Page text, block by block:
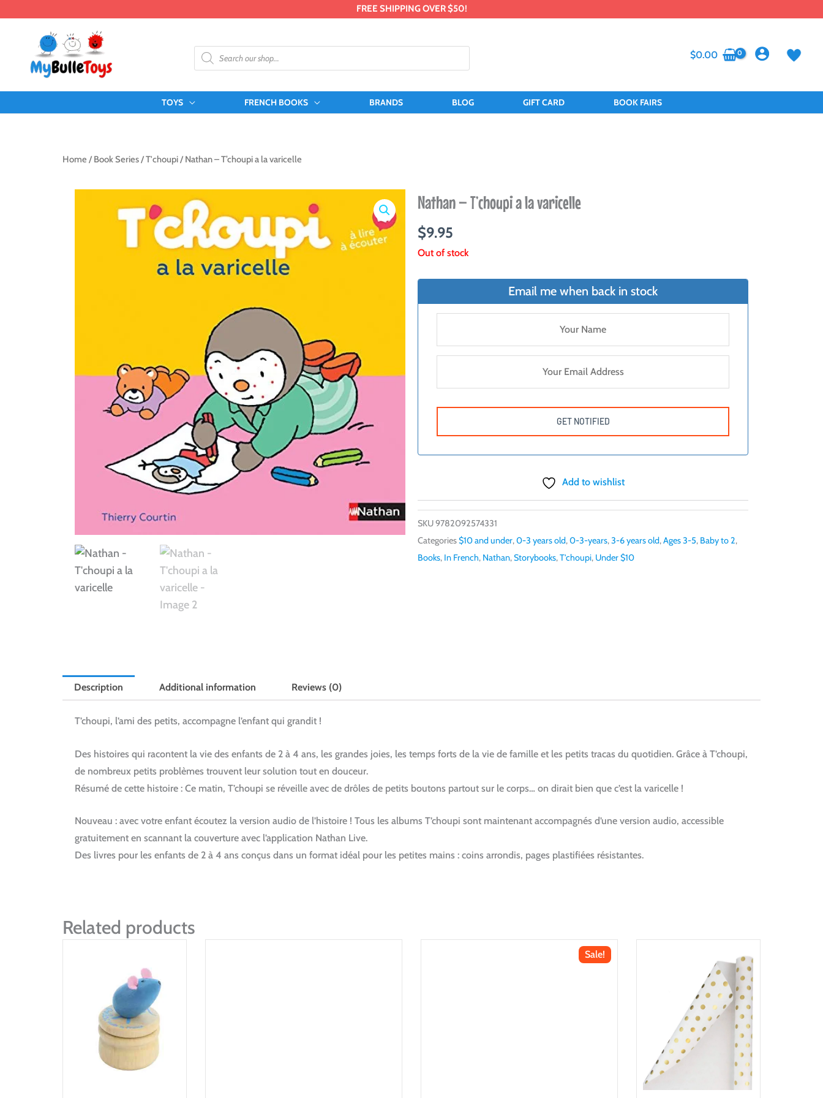
FREE SHIPPING OVER $50!
Products
search
$0.00
TOYS FRENCH BOOKS BRANDS BLOG GIFT CARD BOOK FAIRS
Home / Book Series/T'choupi/ Nathan – T’choupi a la varicelle
Nathan – T’choupi a la varicelle
$9.95
Out of stock
Email me when back in stock
Add to wishlist
SKU9782092574331
Categories$10 and under,0-3 years old,0-3-years,3-6 years old,Ages 3-5, Baby to 2,
Books, In French, Nathan,Storybooks,T'choupi, Under $10
Description Additional information Reviews (0)
T’choupi, l’ami des petits, accompagne l’enfant qui grandit !
Des histoires qui racontent la vie des enfants de 2 à 4 ans, les grandes joies, les temps forts de la vie de famille et les petits tracas du quotidien. Grâce à T’choupi,
de nombreux petits problèmes trouvent leur solution tout en douceur.
Résumé de cette histoire : Ce matin, T’choupi se réveille avec de drôles de petits boutons partout sur le corps… on dirait bien que c’est la varicelle !
Nouveau : avec votre enfant écoutez la version audio de l’histoire ! Tous les albums T’choupi sont maintenant accompagnés d’une version audio, accessible
gratuitement en scannant la couverture avec l’application Nathan Live.
Des livres pour les enfants de 2 à 4 ans conçus dans un format idéal pour les petites mains : coins arrondis, pages plastifiées résistantes.
Related products
Sale!